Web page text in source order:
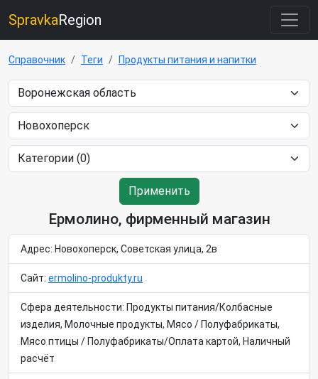
SpravkaRegion
Справочник Теги Продукты питания и напитки
Применить
Ермолино, фирменный магазин
Адрес: Новохоперск, Советская улица, 2в
Сайт: ermolino-produkty.ru
Сфера деятельности: Продукты питания/Колбасные
изделия, Молочные продукты, Мясо / Полуфабрикаты,
Мясо птицы / Полуфабрикаты/Оплата картой, Наличный
расчёт